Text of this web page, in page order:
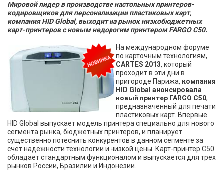
Мировой лидер в производстве настольных принтеров-
кодировщиков для персонализации пластиковых карт,
компания HID Global, выходит на рынок низкобюджетных
карт-принтеров с новым недорогим принтером FARGO C50.
На международном форуме
по карточным технологиям,
CARTES 2013, который
проходит в эти дни в
пригороде Парижа, компания
HID Global анонсировала
новый принтер FARGO C50,
предназначенный для печати
пластиковых карт. Впервые
HID Global выпускает модель принтера специально для нового
сегмента рынка, бюджетных принтеров, и планирует
существенно потеснить конкурентов в данном сегменте за
счет надежности технологии и низкой цены. Карт-принтер C50
обладает стандартным функционалом и выпускается для трех
рынков России, Бразилии и Индонезии.